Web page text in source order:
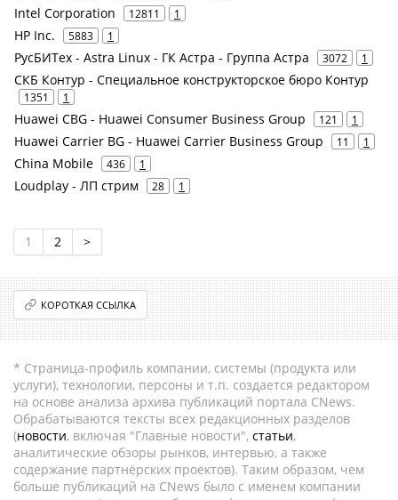
Intel Corporation 12811 1
HP Inc. 5883 1
РусБИТех - Astra Linux - ГК Астра - Группа Астра 3072 1
СКБ Контур - Специальное конструкторское бюро Контур
1351 1
Huawei CBG - Huawei Consumer Business Group 121 1
Huawei Carrier BG - Huawei Carrier Business Group 11 1
China Mobile 436 1
Loudplay - ЛП стрим 28 1
1 2 >
КОРОТКАЯ ССЫЛКА
* Страница-профиль компании, системы (продукта или
услуги), технологии, персоны и т.п. создается редактором
на основе анализа архива публикаций портала CNews.
Обрабатываются тексты всех редакционных разделов
(новости, включая "Главные новости", статьи,
аналитические обзоры рынков, интервью, а также
содержание партнёрских проектов). Таким образом, чем
больше публикаций на CNews было с именем компании